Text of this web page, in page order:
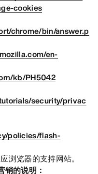
cookies
chrome/bin/answer.p
en-
kb/PH5042
security/privac
policies/flash-
浏览器的支持网站。
的说明：